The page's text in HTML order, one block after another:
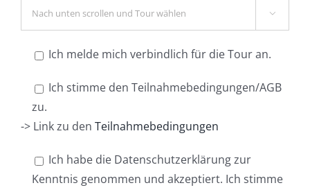

Ich melde mich verbindlich für die Tour an.
Ich stimme den Teilnahmebedingungen/AGB
zu.
-> Link zu den Teilnahmebedingungen
Ich habe die Datenschutzerklärung zur
Kenntnis genommen und akzeptiert. Ich stimme